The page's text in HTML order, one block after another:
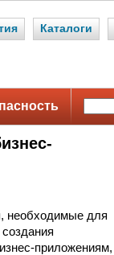
Каталоги
необходимые для
приложениям,